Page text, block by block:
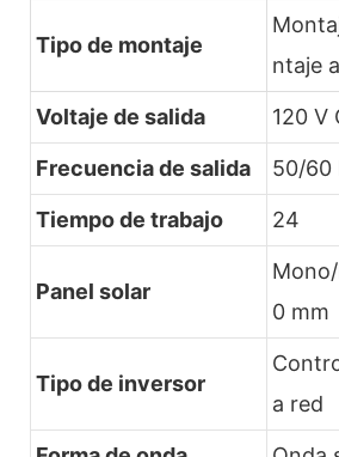
Tipo de montaje
ntaje
Voltaje de salida 120 V
Frecuencia de salida 50/60
Tiempo de trabajo 24
Panel solar
0 mm
Tipo de inversor
a red